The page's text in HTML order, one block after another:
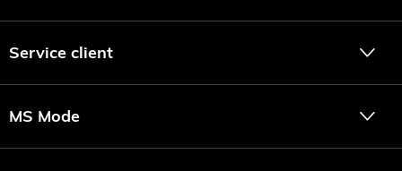
Service client
MS Mode